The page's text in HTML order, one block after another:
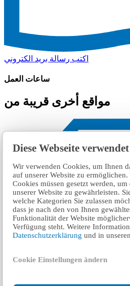
Diese Webseite
Wir verwenden Cookies, um Ihnen
auf unserer Website zu
Cookies müssen gesetzt werden,
unserer Website zu gewährleisten.
welche Kategorien Sie zulassen
dass je nach den von Ihnen
Funktionalität der Website
Verfügung steht. Weitere
Datenschutzerklärungund in
Cookie Einstellungen ändern
اكتب رسالة بريد الكتروني
ساعات العمل
مواقع أخرى قريبة من